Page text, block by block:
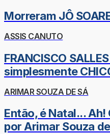
Morreram JÔ
ASSIS CANUTO
FRANCISCO
simplesmente
ARIMAR SOUZA DE SÁ
Então, é Natal...
por Arimar Souza